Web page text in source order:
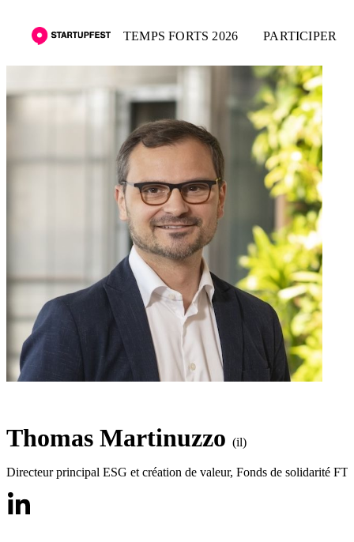
TEMPS FORTS 2026 PARTICIPER
Thomas Martinuzzo (il)
Directeur principal ESG et création de valeur, Fonds de solidarité